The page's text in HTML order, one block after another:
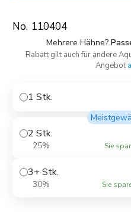
110404
Mehrere Hähne?
Rabatt gilt auch für andere
Angebot
1 Stk.
2 Stk.
25% Sie
3+ Stk.
30% Sie